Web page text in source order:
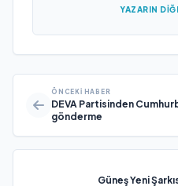
YAZARIN
ÖNCEKI HABER
DEVA Partisinden
gönderme
Güneş Yeni